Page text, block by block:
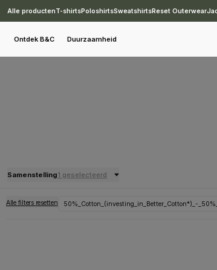
Alle productenT-shirtsPoloshirtsSweatshirtsReset Outerwear
Ontdek B&C Duurzaamheid
Samenstelling1 geselecteerd
Alle filters resetten 50%_Cotton_(investing_in_Better_Cotton*)_-